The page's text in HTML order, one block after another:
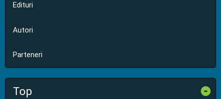
Edituri
Autori
Parteneri
Top -